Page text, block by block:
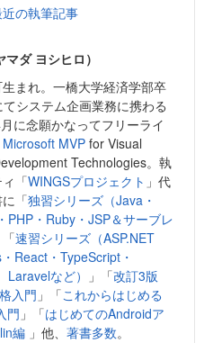
の執筆記事
ダ ヨシヒロ）
まれ。一橋大学経済学部卒
システム企画業務に携わる
に念願かなってフリーライ
Microsoft MVP for Visual
Technologies。執
「WINGSプロジェクト 」代
「独習シリーズ（Java・
PHP・Ruby・JSP＆サーブレ
「速習シリーズ（ASP.NET
React・TypeScript・
Laravelなど）
」「改訂3版
入門 」「これからはじめる
門 」「はじめてのAndroidア
編 」他、 著書多数。